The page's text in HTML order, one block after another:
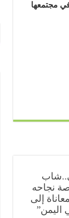
مجتمعها
نجاحه
إلى
اليمن”